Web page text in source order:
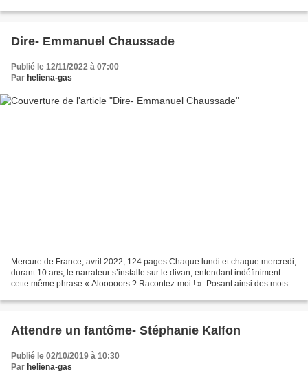
Dire- Emmanuel Chaussade
Publié le 12/11/2022 à 07:00
Par heliena-gas
Mercure de France, avril 2022, 124 pages Chaque lundi et chaque mercredi,
durant 10 ans, le narrateur s’installe sur le divan, entendant indéfiniment
cette même phrase « Alooooors ? Racontez-moi ! ». Posant ainsi des mots
Attendre un fantôme- Stéphanie Kalfon
Publié le 02/10/2019 à 10:30
Par heliena-gas